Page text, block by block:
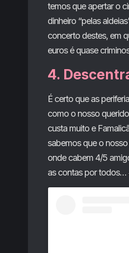
temos que apertar o
dinheiro “pelas
concerto destes, em
euros é quase
4.
É certo que as
como o nosso querido
custa muito e
sabemos que o
onde cabem 4/5
as contas por todos…